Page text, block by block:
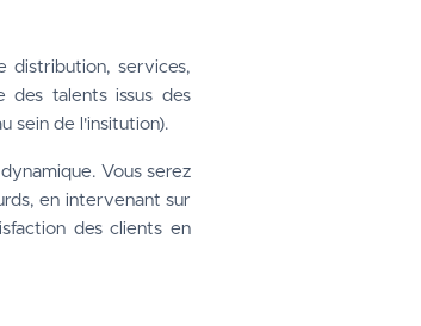
distribution, services,
des talents issus des
sein de l'insitution).
Vous serez
en intervenant sur
des clients en